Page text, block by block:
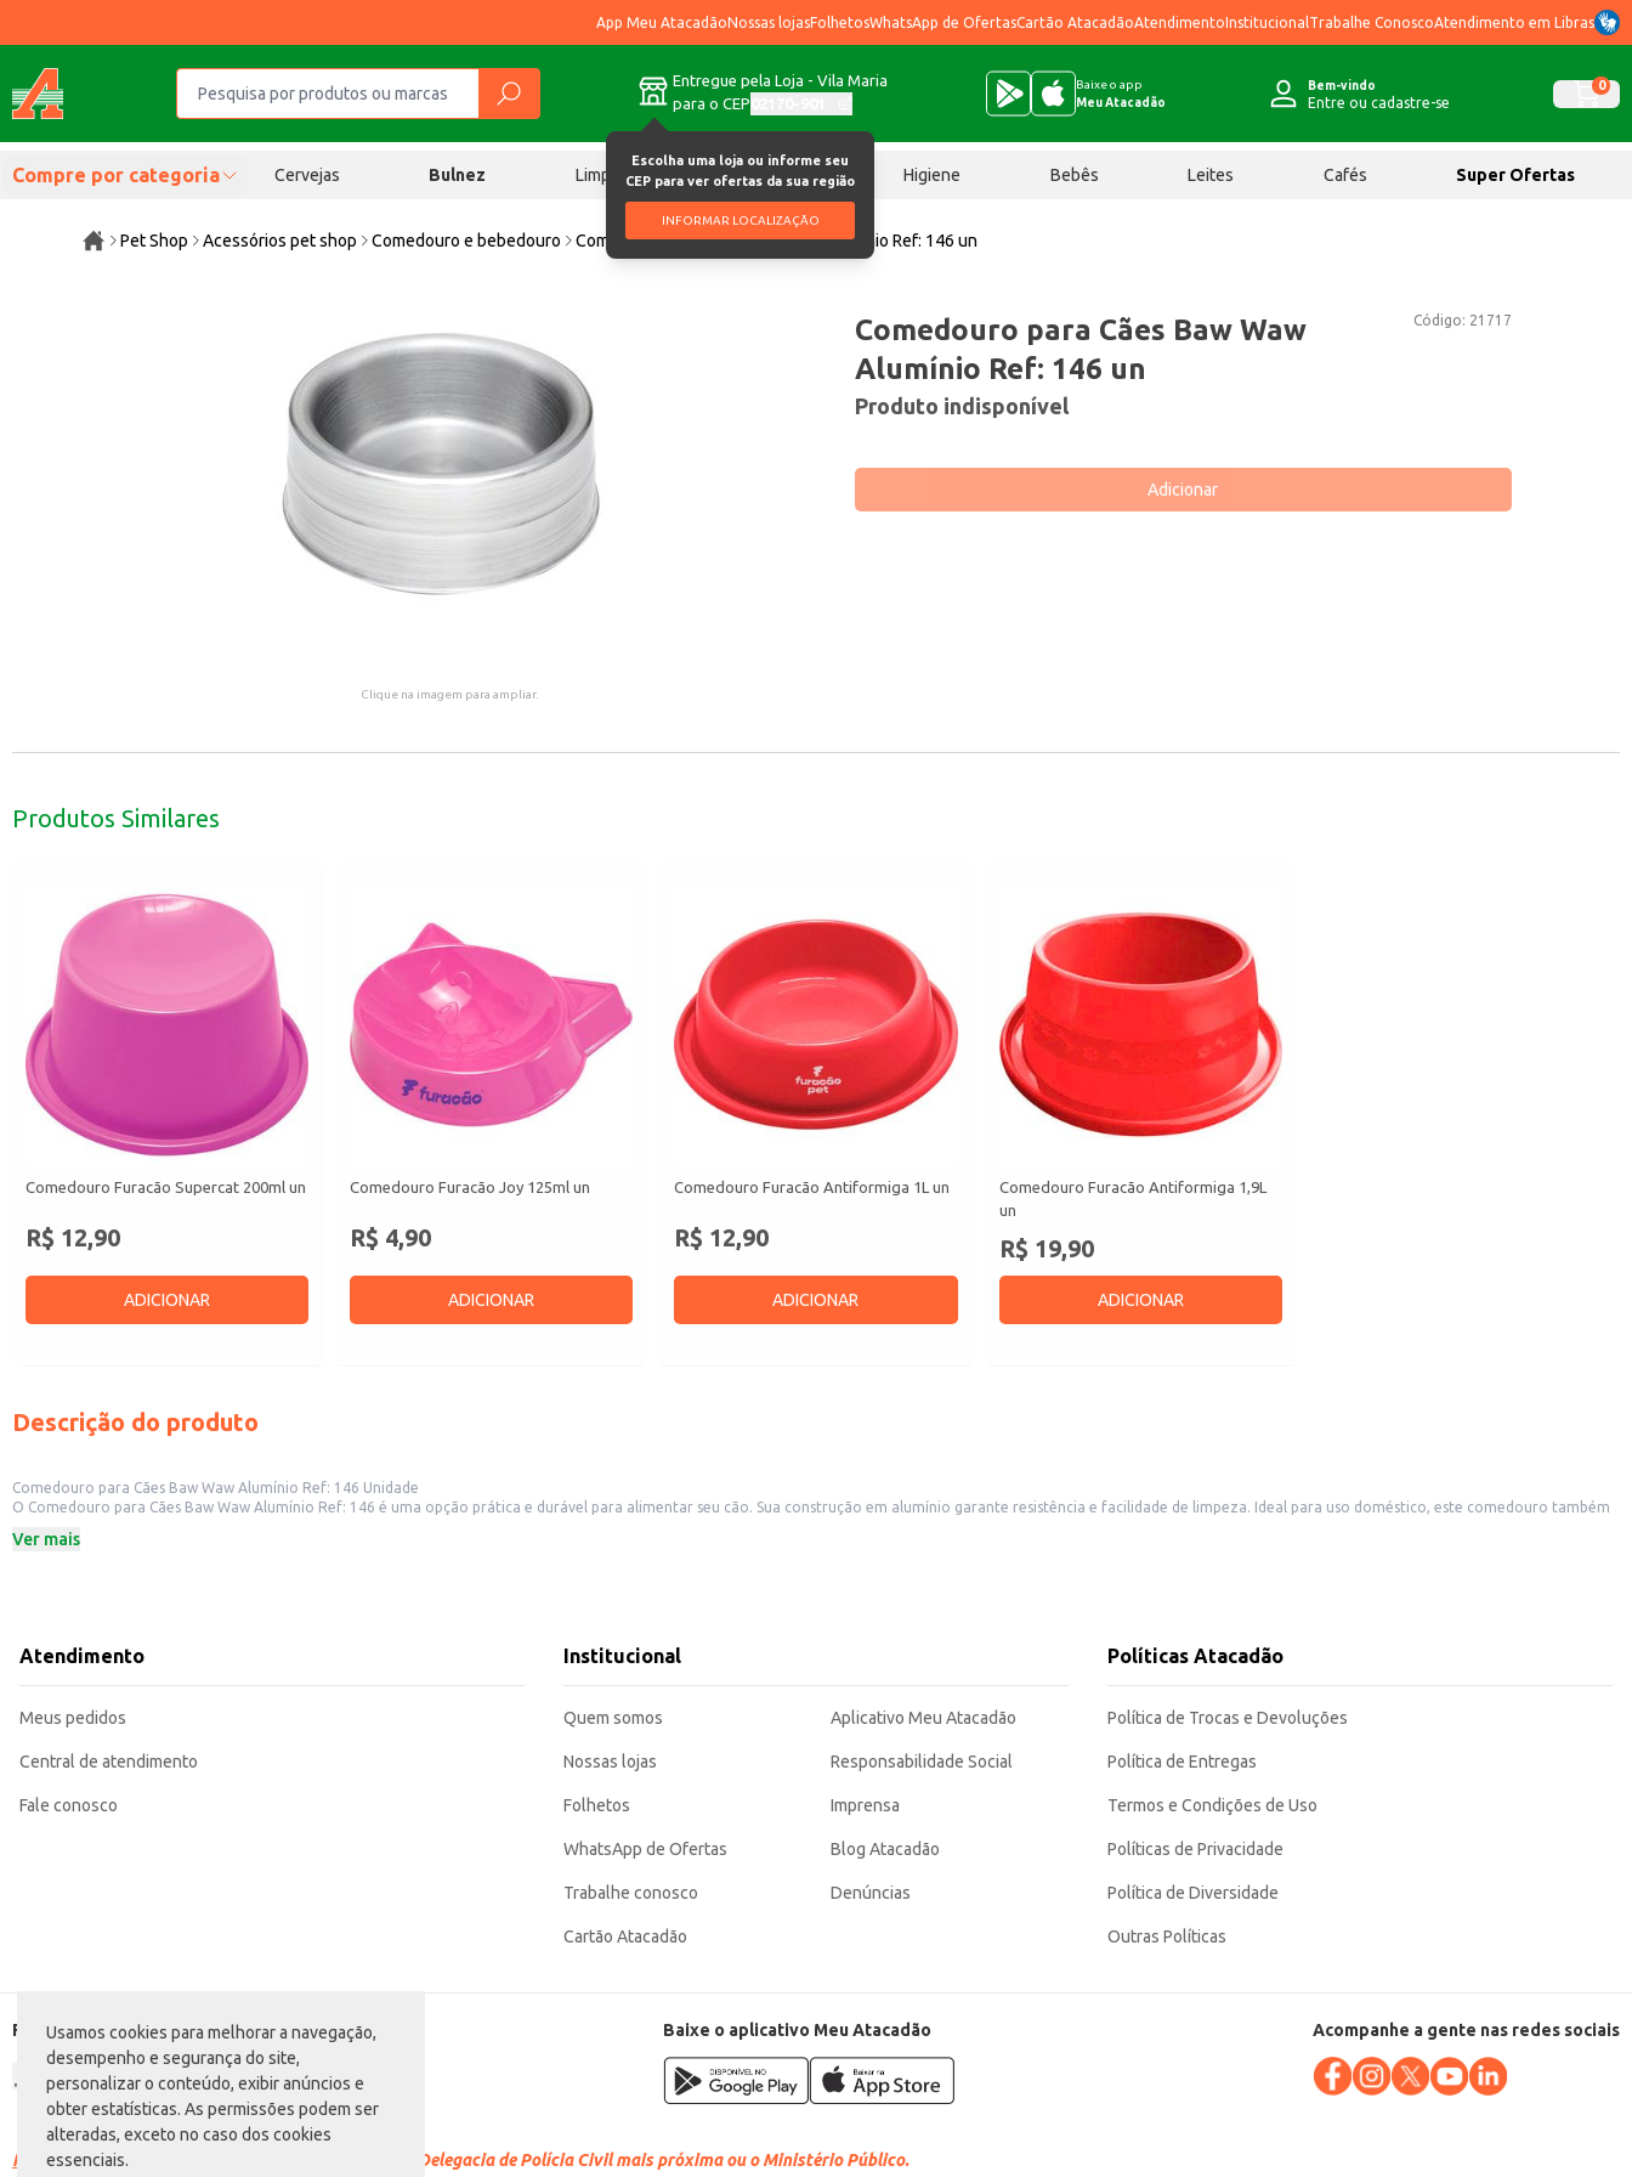
Usamos cookies para melhorar a navegação,
desempenho e segurança do site,
personalizar o conteúdo, exibir anúncios e
obter estatísticas. As permissões podem ser
alteradas, exceto no caso dos cookies
essenciais.
App Meu AtacadãoNossas lojasFolhetosWhatsApp de OfertasCartão AtacadãoAtendimentoInstitucional Trabalhe ConoscoAtendimento em Libras
Entregue pela Loja - Vila Maria
para o CEP
Escolha uma loja ou informe seu
CEP para ver ofertas da sua região
INFORMAR LOCALIZAÇÃO
Baixe o app
Meu Atacadão
Bem-vindo
Entre ou cadastre-se
0
Compre por categoria Cervejas Bulnez Limpeza Chocolates Higiene Bebês Leites Cafés Super Ofertas
Pet Shop Acessórios pet shop Comedouro e bebedouro Comedouro para Cães Baw Waw Alumínio Ref: 146 un
Clique na imagem para ampliar.
Código: 21717
Comedouro para Cães Baw Waw
Alumínio Ref: 146 un
Produto indisponível
Adicionar
Produtos Similares
Comedouro Furacão Supercat 200ml un
R$ 12,90
ADICIONAR
Comedouro Furacão Joy 125ml un
R$ 4,90
ADICIONAR
Comedouro Furacão Antiformiga 1L un
R$ 12,90
ADICIONAR
Comedouro Furacão Antiformiga 1,9L
un
R$ 19,90
ADICIONAR
Descrição do produto
Comedouro para Cães Baw Waw Alumínio Ref: 146 Unidade
O Comedouro para Cães Baw Waw Alumínio Ref: 146 é uma opção prática e durável para alimentar seu cão. Sua construção em alumínio garante resistência e facilidade de limpeza. Ideal para uso doméstico, este comedouro também
Dicas de Uso:
Departamento: Pet Shop
Categoria: Comedouro e bebedouro
EAN: 27561905
Ver mais
Atendimento
Meus pedidos
Central de atendimento
Fale conosco
Institucional
Quem somos
Nossas lojas
Folhetos
WhatsApp de Ofertas
Trabalhe conosco
Cartão Atacadão
Aplicativo Meu Atacadão
Responsabilidade Social
Imprensa
Blog Atacadão
Denúncias
Políticas Atacadão
Política de Trocas e Devoluções
Política de Entregas
Termos e Condições de Uso
Políticas de Privacidade
Política de Diversidade
Outras Políticas
Formas de pagamento Baixe o aplicativo Meu Atacadão Acompanhe a gente nas redes sociais
Racismo é crime. Denuncie. Disque 100 ou procure a Delegacia de Polícia Civil mais próxima ou o Ministério Público.